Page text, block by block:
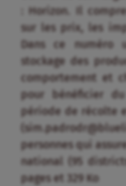
: Horizon. Il
sur les prix, les
Dans ce
stockage des
comportement et
pour bénéficier
période de récolte
personnes qui
national (95
pages et 329 Ko